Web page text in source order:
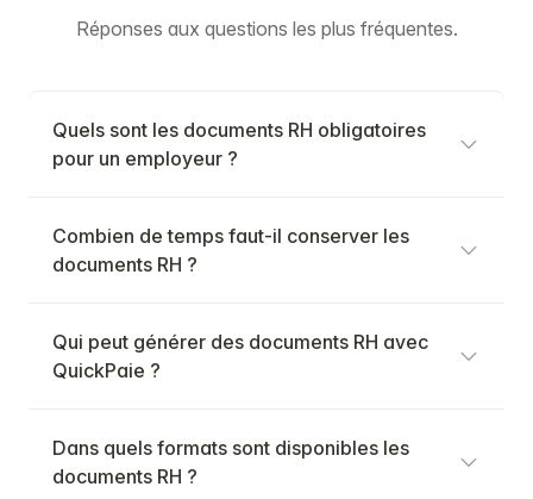
Réponses aux questions les plus fréquentes.
Quels sont les documents RH obligatoires
pour un employeur ?
Combien de temps faut-il conserver les
documents RH ?
Qui peut générer des documents RH avec
QuickPaie ?
Dans quels formats sont disponibles les
documents RH ?